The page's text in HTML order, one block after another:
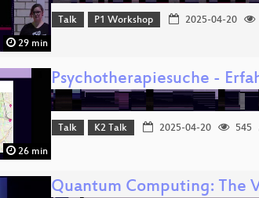
29 min
Talk P1 Workshop 2025-04-20
26 min
Psychotherapiesuche -
Talk K2 Talk 2025-04-20 545
Quantum Computing: The